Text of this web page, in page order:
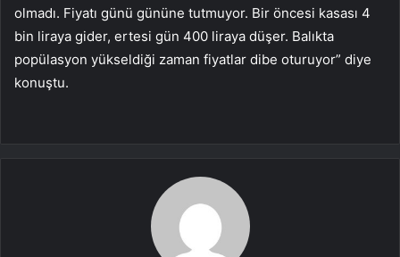
olmadı. Fiyatı günü gününe tutmuyor. Bir öncesi kasası 4
bin liraya gider, ertesi gün 400 liraya düşer. Balıkta
popülasyon yükseldiği zaman fiyatlar dibe oturuyor” diye
konuştu.